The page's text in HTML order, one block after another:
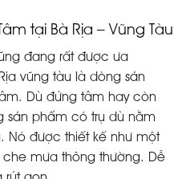
tại Bà Rịa – Vũng Tàu
đang rất được ưa
vũng tàu là dòng sản
Dù đứng tâm hay còn
sản phẩm có trụ dù nằm
Nó được thiết kế như một
mưa thông thường. Dễ